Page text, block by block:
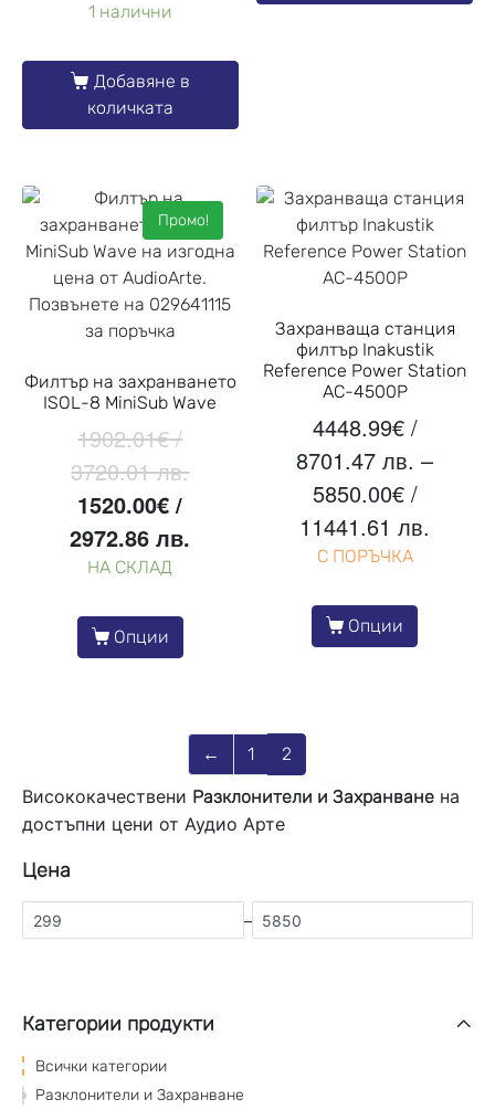
1 налични
Добавяне в
количката
Промо!
Филтър на захранването
ISOL-8 MiniSub Wave
1902.01€/
3720.01 лв.
1520.00€/
2972.86 лв.
НА СКЛАД
Опции
Захранваща станция
филтър Inakustik
Reference Power Station
AC-4500P
4448.99€/
8701.47 лв.–
5850.00€/
11441.61 лв.
С ПОРЪЧКА
Опции
← 1 2
Висококачествени Разклонители и Захранване на
достъпни цени от Аудио Арте
Цена
–
Категории продукти
Всички категории
Разклонители и Захранване